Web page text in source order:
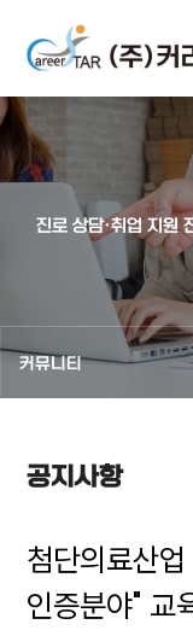
진로 상담·취업 지원
커뮤니티
공지사항
첨단의료산
인증분야" 교